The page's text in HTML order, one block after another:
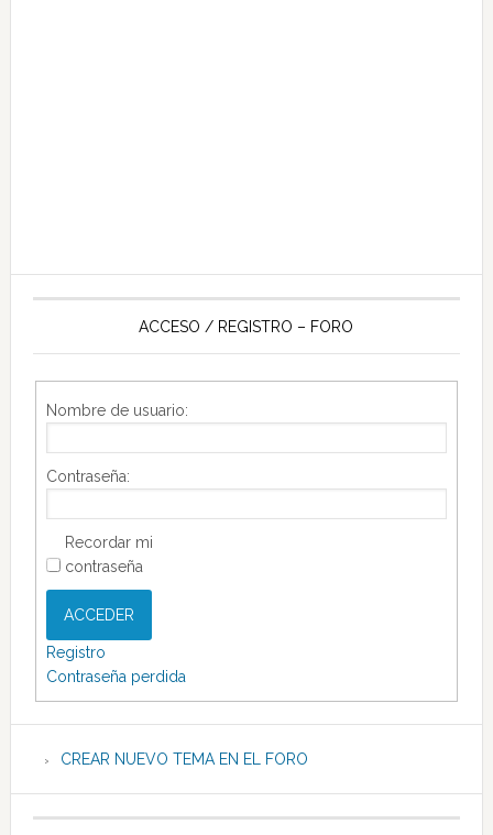
ACCESO / REGISTRO – FORO
Nombre de usuario:
Contraseña:
Recordar mi
contraseña
ACCEDER
Registro
Contraseña perdida
CREAR NUEVO TEMA EN EL FORO